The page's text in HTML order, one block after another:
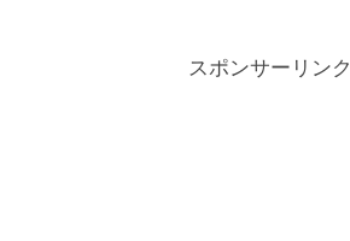
スポンサーリンク